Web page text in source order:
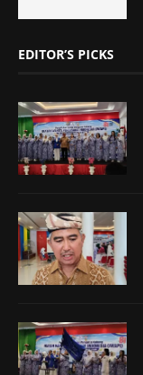
EDITOR’S PICKS